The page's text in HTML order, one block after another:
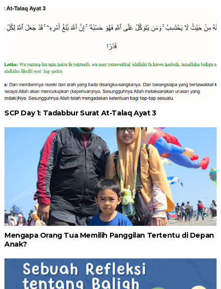
SCP Day 1: Tadabbur Surat At-Talaq Ayat 3
Mengapa Orang Tua Memilih Panggilan Tertentu di Depan
Anak?